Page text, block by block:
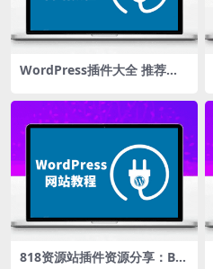
WordPress插件大全 推荐最
荐
818资源站插件资源分享：Bin